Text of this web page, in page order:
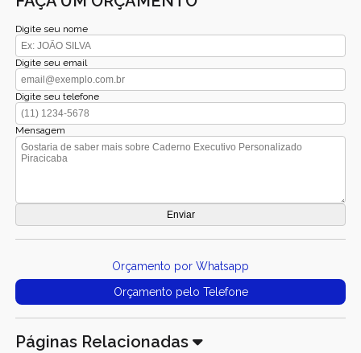
Digite seu nome
Digite seu email
Digite seu telefone
Mensagem
Orçamento por Whatsapp
Orçamento pelo Telefone
Páginas Relacionadas